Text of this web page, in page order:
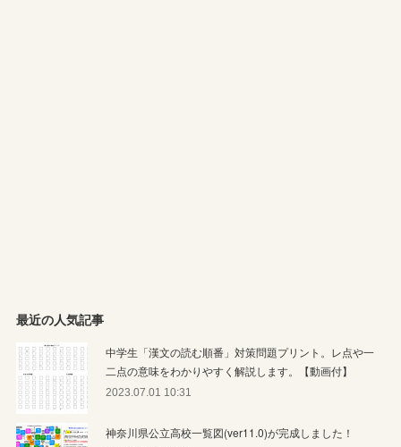
最近の人気記事
中学生「漢文の読む順番」対策問題プリント。レ点や一
二点の意味をわかりやすく解説します。【動画付】
2023.07.01 10:31
神奈川県公立高校一覧図(ver11.0)が完成しました！